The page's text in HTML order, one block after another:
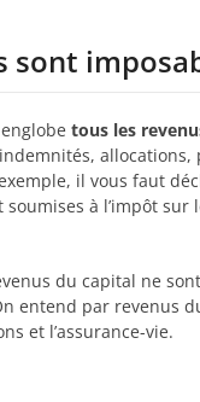
sont
tous les
il vous faut
à l’impôt
du capital ne
entend par revenus
et l’assurance-vie.